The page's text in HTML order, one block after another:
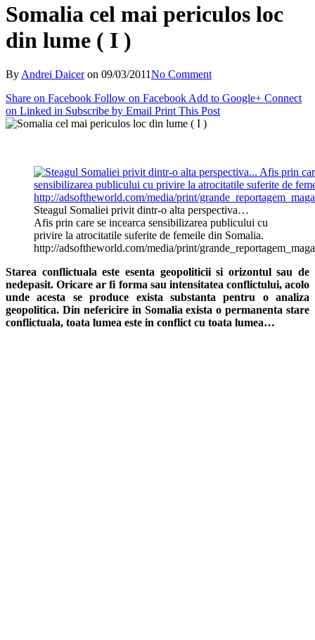
Somalia cel mai periculos loc
din lume ( I )
By Andrei Daiceron 09/03/2011No Comment
Share on Facebook Follow on Facebook Add to Google+ Connect
on Linked in Subscribe by Email Print This Post
Steagul Somaliei privit dintr-o alta perspectiva…
Afis prin care se incearca sensibilizarea publicului cu
privire la atrocitatile suferite de femeile din Somalia.
http://adsoftheworld.com/media/print/
Starea conflictuala este esenta geopoliticii si orizontul sau de
nedepasit. Oricare ar fi forma sau intensitatea conflictului, acolo
unde acesta se produce exista substanta pentru o analiza
geopolitica. Din nefericire in Somalia exista o permanenta stare
conflictuala, toata lumea este in conflict cu toata lumea…